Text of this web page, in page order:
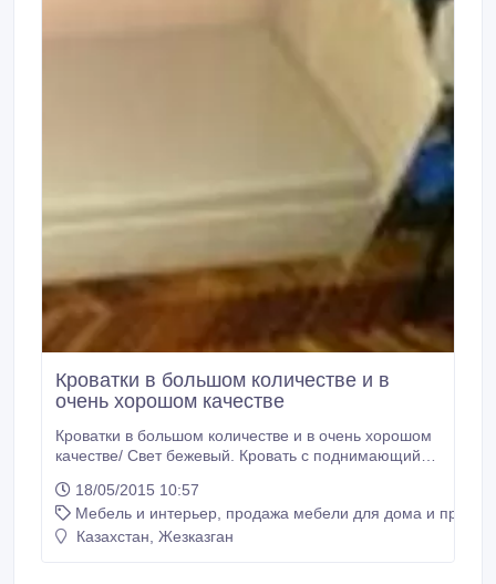
Кроватки в большом количестве и в
очень хорошом качестве
Кроватки в большом количестве и в очень хорошом
качестве/ Свет бежевый. Кровать с поднимающий
18/05/2015 10:57
Мебель и интерьер, продажа мебели для дома и
Казахстан, Жезказган